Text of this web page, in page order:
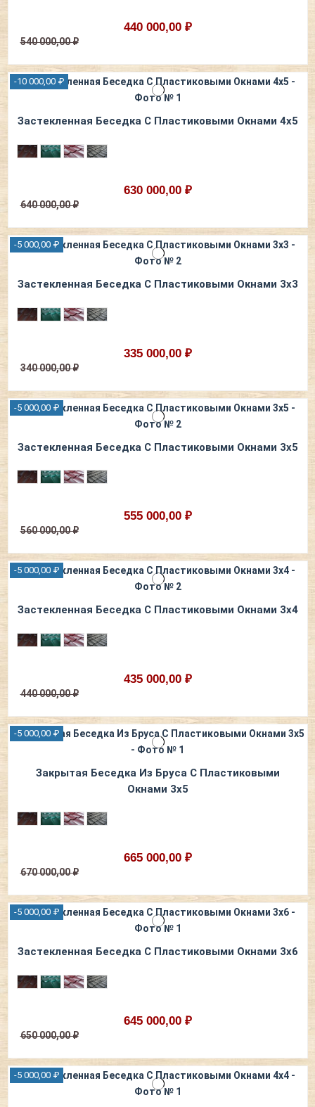
440 000,00 ₽
540 000,00 ₽
-10 000,00 ₽
Застекленная Беседка С Пластиковыми Окнами 4х5
630 000,00 ₽
640 000,00 ₽
-5 000,00 ₽
Застекленная Беседка С Пластиковыми Окнами 3х3
335 000,00 ₽
340 000,00 ₽
-5 000,00 ₽
Застекленная Беседка С Пластиковыми Окнами 3х5
555 000,00 ₽
560 000,00 ₽
-5 000,00 ₽
Застекленная Беседка С Пластиковыми Окнами 3х4
435 000,00 ₽
440 000,00 ₽
-5 000,00 ₽
Закрытая Беседка Из Бруса С Пластиковыми
Окнами 3х5
665 000,00 ₽
670 000,00 ₽
-5 000,00 ₽
Застекленная Беседка С Пластиковыми Окнами 3х6
645 000,00 ₽
650 000,00 ₽
-5 000,00 ₽